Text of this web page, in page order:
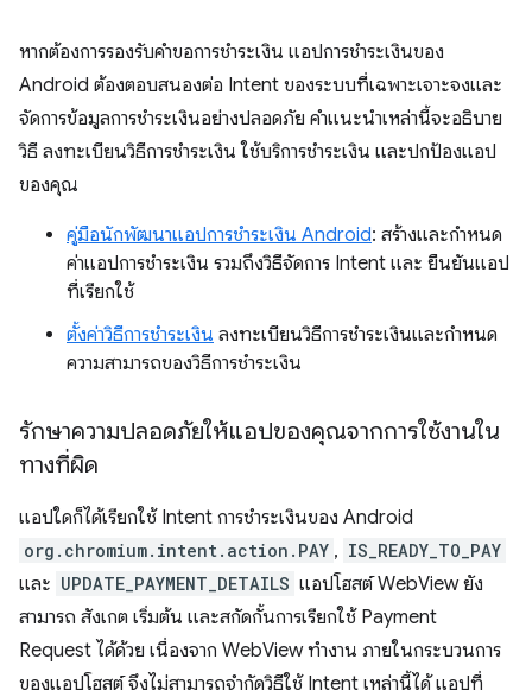
หากต้องการรองรับคำขอการชำระเงิน แอปการชำระเงินของ
Android ต้องตอบสนองต่อ Intent ของระบบที่เฉพาะเจาะจงและ
จัดการข้อมูลการชำระเงินอย่างปลอดภัย คำแนะนำเหล่านี้จะอธิบาย
วิธี ลงทะเบียนวิธีการชำระเงิน ใช้บริการชำระเงิน และปกป้องแอป
ของคุณ
คู่มือนักพัฒนาแอปการชำระเงิน Android: สร้างและกำหนด
ค่าแอปการชำระเงิน รวมถึงวิธีจัดการ Intent และ ยืนยันแอป
ที่เรียกใช้
ตั้งค่าวิธีการชำระเงิน ลงทะเบียนวิธีการชำระเงินและกำหนด
ความสามารถของวิธีการชำระเงิน
รักษาความปลอดภัยให้แอปของคุณจากการใช้งานใน
ทางที่ผิด
แอปใดก็ได้เรียกใช้ Intent การชำระเงินของ Android
org.chromium.intent.action.PAY , IS_READY_TO_PAY
และ UPDATE_PAYMENT_DETAILS แอปโฮสต์ WebView ยัง
สามารถ สังเกต เริ่มต้น และสกัดกั้นการเรียกใช้ Payment
Request ได้ด้วย เนื่องจาก WebView ทำงาน ภายในกระบวนการ
ของแอปโฮสต์ จึงไม่สามารถจำกัดวิธีใช้ Intent เหล่านี้ได้ แอปที่